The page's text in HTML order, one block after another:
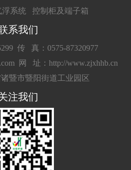
浮系统 控制柜及端子箱
系我们
传 真：0575-87320977
网 址：http://www.zjxhhb.cn
暨市暨阳街道工业园区
注我们